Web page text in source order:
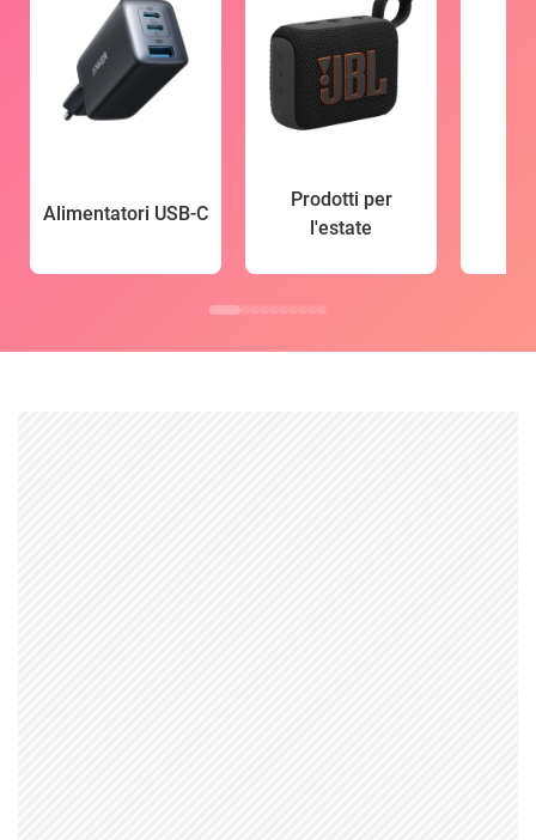
Alimentatori USB-C
Prodotti per
l'estate